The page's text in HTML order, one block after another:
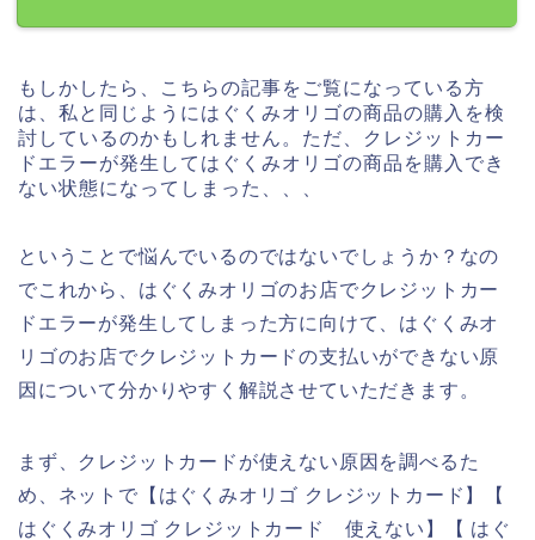
もしかしたら、こちらの記事をご覧になっている方
は、私と同じようにはぐくみオリゴの商品の購入を検
討しているのかもしれません。ただ、クレジットカー
ドエラーが発生してはぐくみオリゴの商品を購入でき
ない状態になってしまった、、、
ということで悩んでいるのではないでしょうか？なの
でこれから、はぐくみオリゴのお店でクレジットカー
ドエラーが発生してしまった方に向けて、はぐくみオ
リゴのお店でクレジットカードの支払いができない原
因について分かりやすく解説させていただきます。
まず、クレジットカードが使えない原因を調べるた
め、ネットで【はぐくみオリゴ クレジットカード】【
はぐくみオリゴ クレジットカード 使えない】【 はぐ